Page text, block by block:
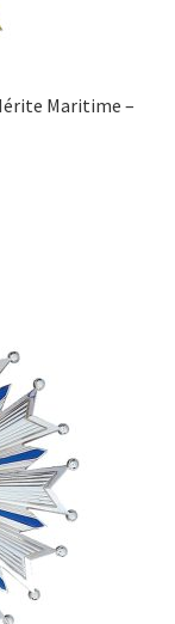
Maritime –